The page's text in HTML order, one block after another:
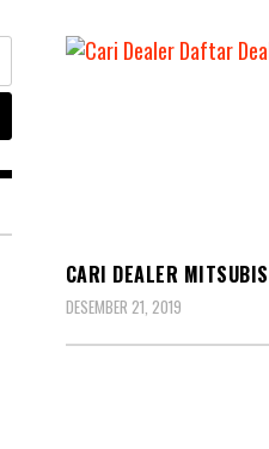
CARI DEALER
DESEMBER 21, 2019